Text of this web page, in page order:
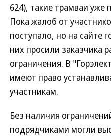
624), такие трамваи уже
Пока жалоб от
поступало, но на сайте
них просили заказчика
ограничения. В
имеют право
участникам.
Без наличия
подрядчиками могли